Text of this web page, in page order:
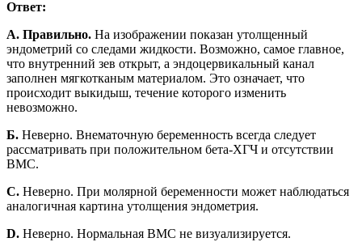
Ответ:
A. Правильно. На изображении показан утолщенный
эндометрий со следами жидкости. Возможно, самое главное,
что внутренний зев открыт, а эндоцервикальный канал
заполнен мягкотканым материалом. Это означает, что
происходит выкидыш, течение которого изменить
невозможно.
Б. Неверно. Внематочную беременность всегда следует
рассматривать при положительном бета-ХГЧ и отсутствии
ВМС.
C. Неверно. При молярной беременности может наблюдаться
аналогичная картина утолщения эндометрия.
D. Неверно. Нормальная ВМС не визуализируется.